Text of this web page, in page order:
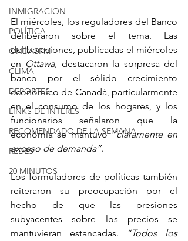
INMIGRACION
POLÍTICA
ONDASFM
CLIMA
DEPORTES
LINKS DE INTERES
RECOMENDADO DE LA SEMANA
REDES
20 MINUTOS
El miércoles, los reguladores del Banco
deliberaron sobre el tema. Las
deliberaciones, publicadas el miércoles
en Ottawa, destacaron la sorpresa del
banco por el sólido crecimiento
económico de Canadá, particularmente
en el consumo de los hogares, y los
funcionarios señalaron que la
economía se mantuvo “claramente en
exceso de demanda”.
Los formuladores de políticas también
reiteraron su preocupación por el
hecho de que las presiones
subyacentes sobre los precios se
mantuvieran estancadas.
“Todos los